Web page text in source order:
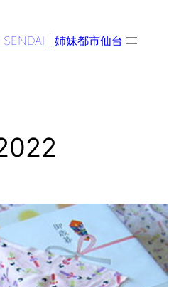
| 姉妹都市仙台